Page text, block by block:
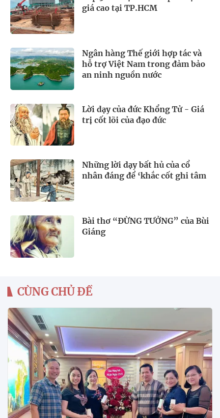
giá cao tại TP.HCM
Ngân hàng Thế giới hợp tác và
hỗ trợ Việt Nam trong đảm bảo
an ninh nguồn nước
Lời dạy của đức Khổng Tử - Giá
trị cốt lõi của đạo đức
Những lời dạy bất hủ của cổ
nhân đáng để ‘khắc cốt ghi tâm
Bài thơ “ĐỪNG TƯỞNG” của Bùi
Giáng
CÙNG CHỦ ĐỀ